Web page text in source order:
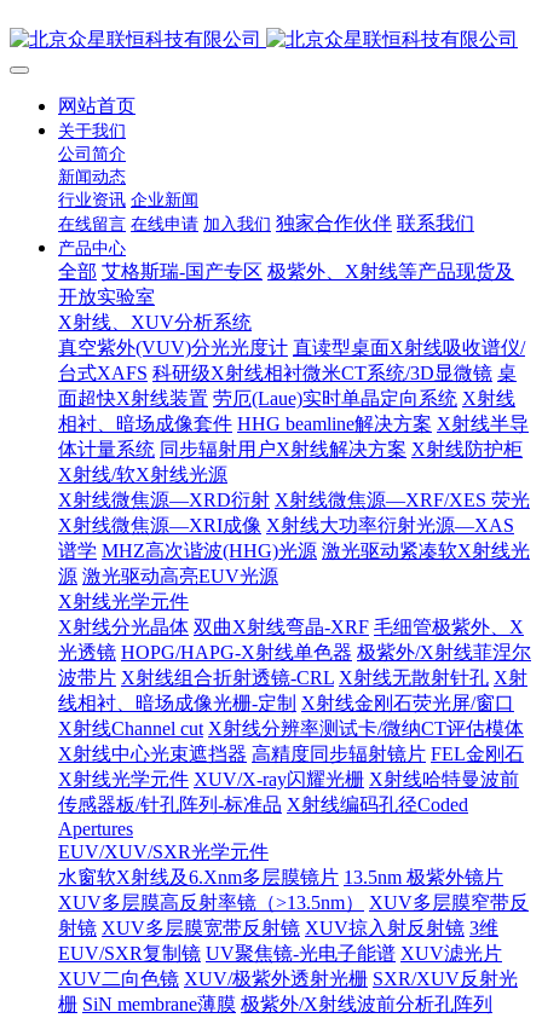
网站首页
关于我们
公司简介
新闻动态
行业资讯 企业新闻
在线留言 在线申请 加入我们 独家合作伙伴 联系我们
产品中心
全部 艾格斯瑞-国产专区 极紫外、X射线等产品现货及
开放实验室
X射线、XUV分析系统
真空紫外(VUV)分光光度计 直读型桌面X射线吸收谱仪/
台式XAFS 科研级X射线相衬微米CT系统/3D显微镜 桌
面超快X射线装置 劳厄(Laue)实时单晶定向系统 X射线
相衬、暗场成像套件 HHG beamline解决方案 X射线半导
体计量系统 同步辐射用户X射线解决方案 X射线防护柜
X射线/软X射线光源
X射线微焦源—XRD衍射 X射线微焦源—XRF/XES 荧光
X射线微焦源—XRI成像 X射线大功率衍射光源—XAS
谱学 MHZ高次谐波(HHG)光源 激光驱动紧凑软X射线光
源 激光驱动高亮EUV光源
X射线光学元件
X射线分光晶体 双曲X射线弯晶-XRF 毛细管极紫外、X
光透镜 HOPG/HAPG-X射线单色器 极紫外/X射线菲涅尔
波带片 X射线组合折射透镜-CRL X射线无散射针孔 X射
线相衬、暗场成像光栅-定制 X射线金刚石荧光屏/窗口
X射线Channel cut X射线分辨率测试卡/微纳CT评估模体
X射线中心光束遮挡器 高精度同步辐射镜片 FEL金刚石
X射线光学元件 XUV/X-ray闪耀光栅 X射线哈特曼波前
传感器板/针孔阵列-标准品 X射线编码孔径Coded
Apertures
EUV/XUV/SXR光学元件
水窗软X射线及6.Xnm多层膜镜片 13.5nm 极紫外镜片
XUV多层膜高反射率镜（>13.5nm）
XUV多层膜窄带反
射镜 XUV多层膜宽带反射镜 XUV掠入射反射镜 3维
EUV/SXR复制镜 UV聚焦镜-光电子能谱 XUV滤光片
XUV二向色镜 XUV/极紫外透射光栅 SXR/XUV反射光
栅 SiN membrane薄膜 极紫外/X射线波前分析孔阵列